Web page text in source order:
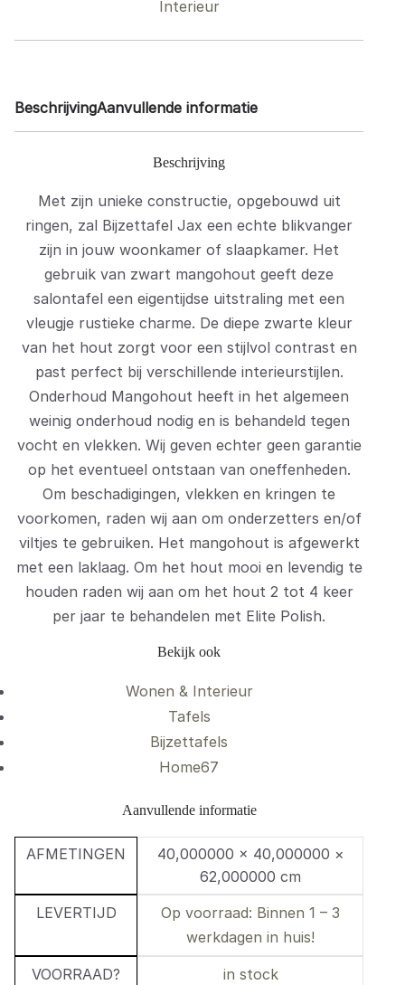
Interieur
BeschrijvingAanvullende informatie
Beschrijving
Met zijn unieke constructie, opgebouwd uit
ringen, zal Bijzettafel Jax een echte blikvanger
zijn in jouw woonkamer of slaapkamer. Het
gebruik van zwart mangohout geeft deze
salontafel een eigentijdse uitstraling met een
vleugje rustieke charme. De diepe zwarte kleur
van het hout zorgt voor een stijlvol contrast en
past perfect bij verschillende interieurstijlen.
Onderhoud Mangohout heeft in het algemeen
weinig onderhoud nodig en is behandeld tegen
vocht en vlekken. Wij geven echter geen garantie
op het eventueel ontstaan van oneffenheden.
Om beschadigingen, vlekken en kringen te
voorkomen, raden wij aan om onderzetters en/of
viltjes te gebruiken. Het mangohout is afgewerkt
met een laklaag. Om het hout mooi en levendig te
houden raden wij aan om het hout 2 tot 4 keer
per jaar te behandelen met Elite Polish.
Bekijk ook
Wonen & Interieur
Tafels
Bijzettafels
Home67
Aanvullende informatie
AFMETINGEN
40,000000 × 40,000000 ×
62,000000 cm
LEVERTIJD
Op voorraad: Binnen 1 – 3
werkdagen in huis!
VOORRAAD? in stock